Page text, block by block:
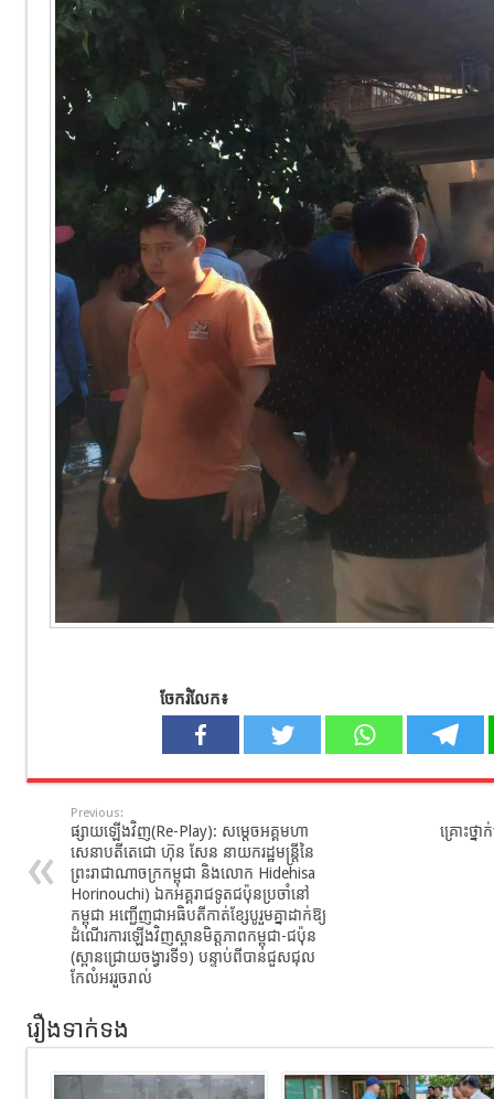
ចែករំលែក៖
Previous:
ផ្សាយឡើងវិញ(Re-Play): សម្តេចអគ្គមហា
សេនាបតីតេជោ ហ៊ុន សែន នាយករដ្ឋមន្ត្រីនៃ
ព្រះរាជាណាចក្រកម្ពុជា និងលោក Hidehisa
Horinouchi) ឯកអគ្គរាជទូតជប៉ុនប្រចាំនៅ
កម្ពុជា អញ្ជើញជាអធិបតីកាត់ខ្សែបូរួមគ្នាដាក់ឱ្យ
ដំណើរការឡើងវិញស្ពានមិត្តភាពកម្ពុជា-ជប៉ុន
(ស្ពានជ្រោយចង្វារទី១) បន្ទាប់ពីបានជួសជុល
កែលំអររួចរាល់
គ្រោះថ្ន
រឿងទាក់ទង